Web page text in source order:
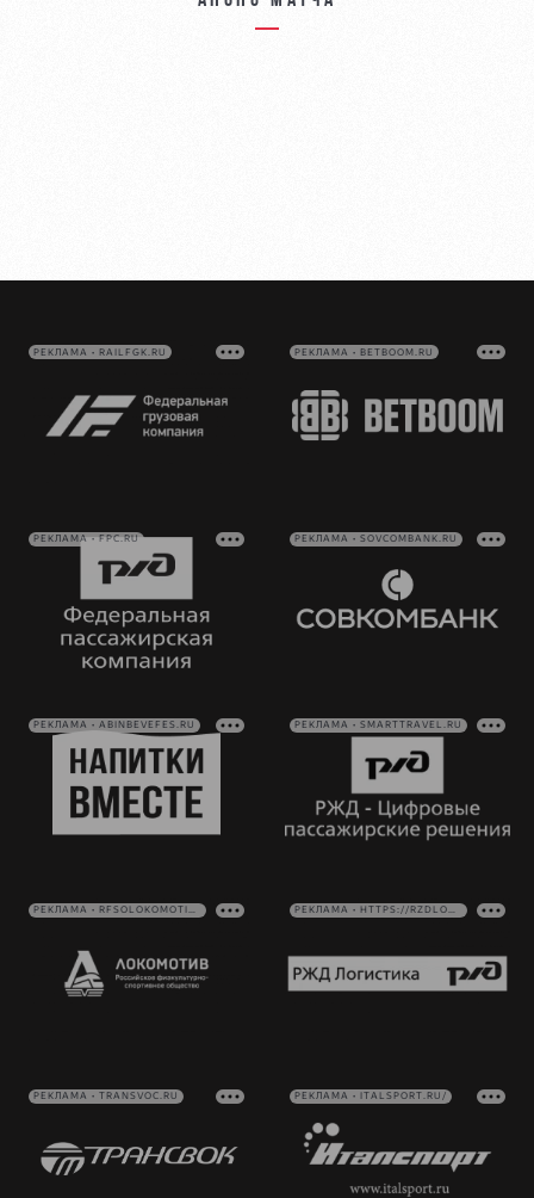
РЕКЛАМА • RAILFGK.RU РЕКЛАМА • BETBOOM.RU
РЕКЛАМА • FPC.RU РЕКЛАМА • SOVCOMBANK.RU
РЕКЛАМА • ABINBEVEFES.RU РЕКЛАМА • SMARTTRAVEL.RU
РЕКЛАМА • RFSOLOKOMOTIV.RU РЕКЛАМА • HTTPS://RZDLOG.RU/
РЕКЛАМА • TRANSVOC.RU РЕКЛАМА • ITALSPORT.RU/